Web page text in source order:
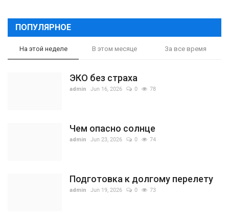
ПОПУЛЯРНОЕ
На этой неделе В этом месяце За все время
ЭКО без страха
admin Jun 16, 2026 0 78
Чем опасно солнце
admin Jun 23, 2026 0 74
Подготовка к долгому перелету
admin Jun 19, 2026 0 73